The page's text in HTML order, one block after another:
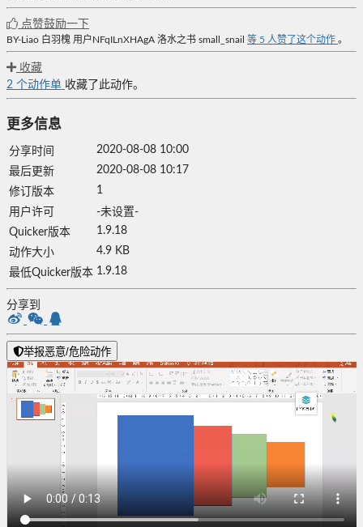
点赞鼓励一下
BY-Liao 白羽槐 用户NFqILnXHAgA 洛水之书 small_snail 等 5 人赞了这个动作 。
收藏
2 个动作单 收藏了此动作。
更多信息
分享时间
2020-08-08 10:00
最后更新
2020-08-08 10:17
修订版本
1
用户许可
-未设置-
Quicker版本
1.9.18
动作大小
4.9 KB
最低Quicker版本 1.9.18
分享到
举报恶意/危险动作